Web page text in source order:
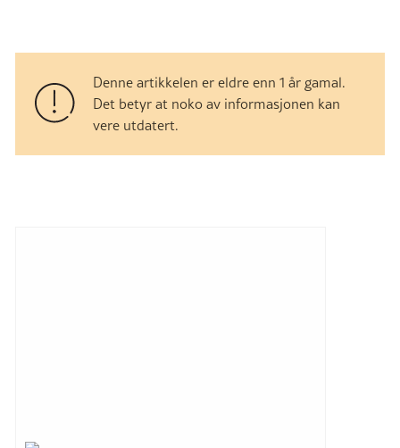
Denne artikkelen er eldre enn 1 år gamal.
Det betyr at noko av informasjonen kan
vere utdatert.